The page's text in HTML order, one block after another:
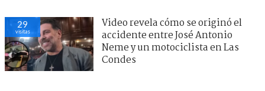
29
visitas
Video revela cómo se originó el
accidente entre José Antonio
Neme y un motociclista en Las
Condes